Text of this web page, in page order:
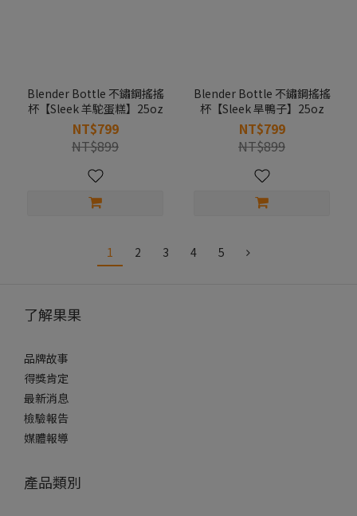
Blender Bottle 不鏽鋼搖搖
杯【Sleek 羊駝蛋糕】25oz
NT$799
NT$899
Blender Bottle 不鏽鋼搖搖
杯【Sleek 旱鴨子】25oz
NT$799
NT$899
1 2 3 4 5
了解果果
品牌故事
得獎肯定
最新消息
檢驗報告
媒體報導
產品類別